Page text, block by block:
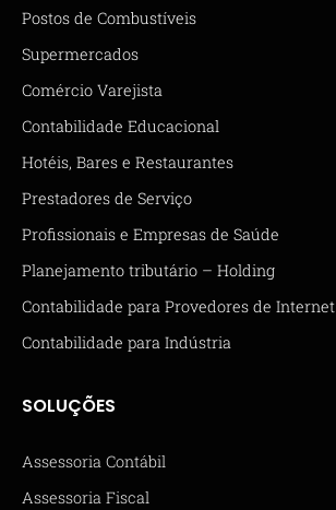
Postos de Combustíveis
Supermercados
Comércio Varejista
Contabilidade Educacional
Hotéis, Bares e Restaurantes
Prestadores de Serviço
Profissionais e Empresas de Saúde
Planejamento tributário – Holding
Contabilidade para Provedores de Internet
Contabilidade para Indústria
SOLUÇÕES
Assessoria Contábil
Assessoria Fiscal